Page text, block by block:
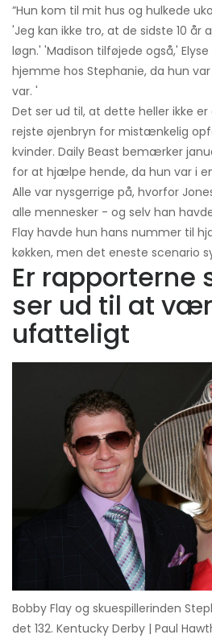
”Hun kom til mit hus og hulkede
'Jeg kan ikke tro, at de sidste 10
løgn.' 'Madison tilføjede også,'
hjemme hos Stephanie, da hun
var. '
Det ser ud til, at dette heller ikke
rejste øjenbryn for mistænkelig
kvinder. Daily Beast bemærker
for at hjælpe hende, da hun var i
Alle var nysgerrige på, hvorfor
alle mennesker - og selv han
Flay havde hun hans nummer til
køkken, men det eneste scenario
Er rapporterne
ser ud til at
ufatteligt
Bobby Flay og skuespillerinden
det 132. Kentucky Derby | Paul